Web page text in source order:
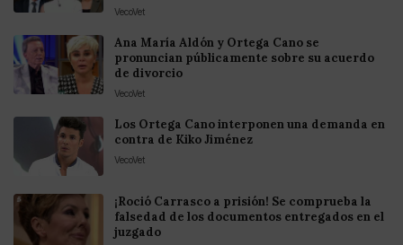
VecoVet
Ana María Aldón y Ortega Cano se
pronuncian públicamente sobre su acuerdo
de divorcio
VecoVet
Los Ortega Cano interponen una demanda en
contra de Kiko Jiménez
VecoVet
¡Roció Carrasco a prisión! Se comprueba la
falsedad de los documentos entregados en el
juzgado